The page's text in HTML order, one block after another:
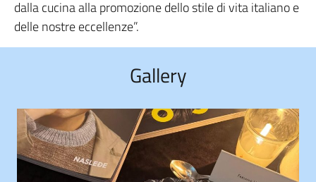
dalla cucina alla promozione dello stile di vita italiano e
delle nostre eccellenze”.
Gallery